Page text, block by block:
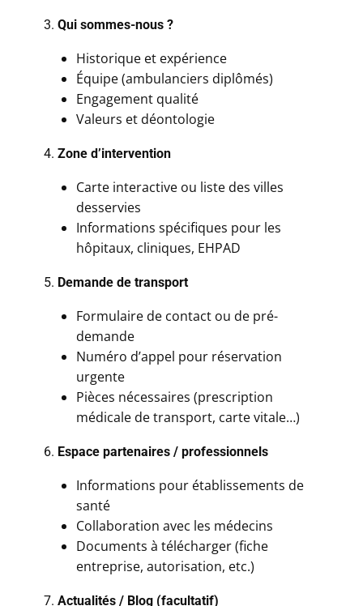
3. Qui sommes-nous ?
Historique et expérience
Équipe (ambulanciers diplômés)
Engagement qualité
Valeurs et déontologie
4. Zone d’intervention
Carte interactive ou liste des villes
desservies
Informations spécifiques pour les
hôpitaux, cliniques, EHPAD
5. Demande de transport
Formulaire de contact ou de pré-
demande
Numéro d’appel pour réservation
urgente
Pièces nécessaires (prescription
médicale de transport, carte vitale…)
6. Espace partenaires / professionnels
Informations pour établissements de
santé
Collaboration avec les médecins
Documents à télécharger (fiche
entreprise, autorisation, etc.)
7. Actualités / Blog (facultatif)